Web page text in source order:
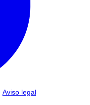
Aviso legal